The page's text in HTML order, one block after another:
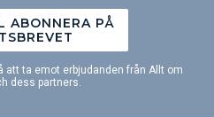
ABONNERA PÅ
att ta emot erbjudanden från Allt om
dess partners.